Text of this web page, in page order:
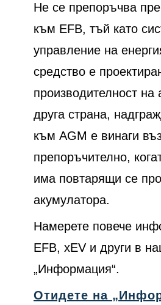
Не се препоръчва
към EFB, тъй като
управление на
средство е
производителност
друга страна,
към AGM е винаги
препоръчително,
има повтарящи се
акумулатора.
Намерете повече
EFB, xEV и други в
„Информация“.
Отидете на